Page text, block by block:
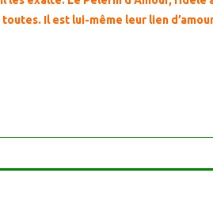
Il est lui-même leur lien